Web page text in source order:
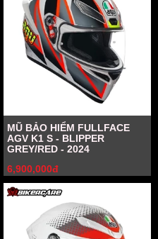
MŨ BẢO HIỂM FULLFACE
AGV K1 S - BLIPPER
GREY/RED - 2024
6,900,000đ